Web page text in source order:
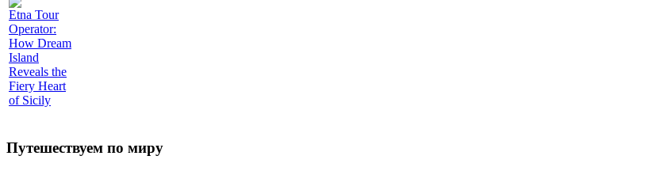
Etna Tour
Operator:
How Dream
Island
Reveals the
Fiery Heart
of Sicily
Путешествуем по миру